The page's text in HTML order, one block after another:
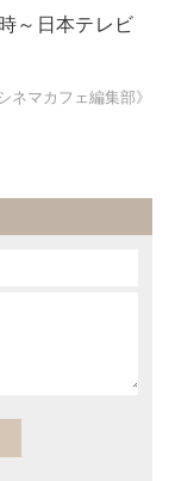
～日本テレビ
シネマカフェ編集部》